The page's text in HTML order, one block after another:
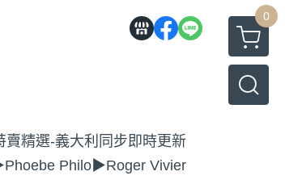
0
賣精選-義大利同步即時更新
Philo ▶Roger Vivier